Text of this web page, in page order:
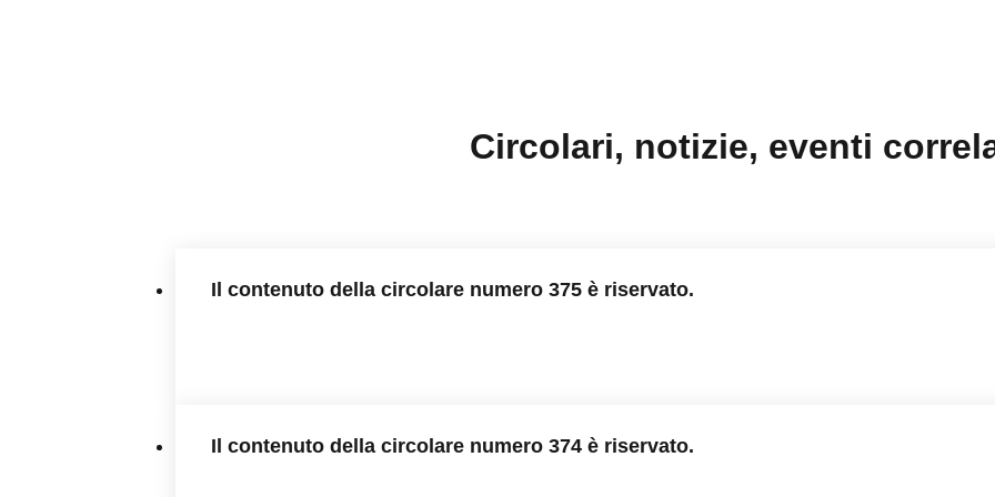
Circolari, notizie, eventi
Il contenuto della circolare numero 375 è riservato.
Il contenuto della circolare numero 374 è riservato.